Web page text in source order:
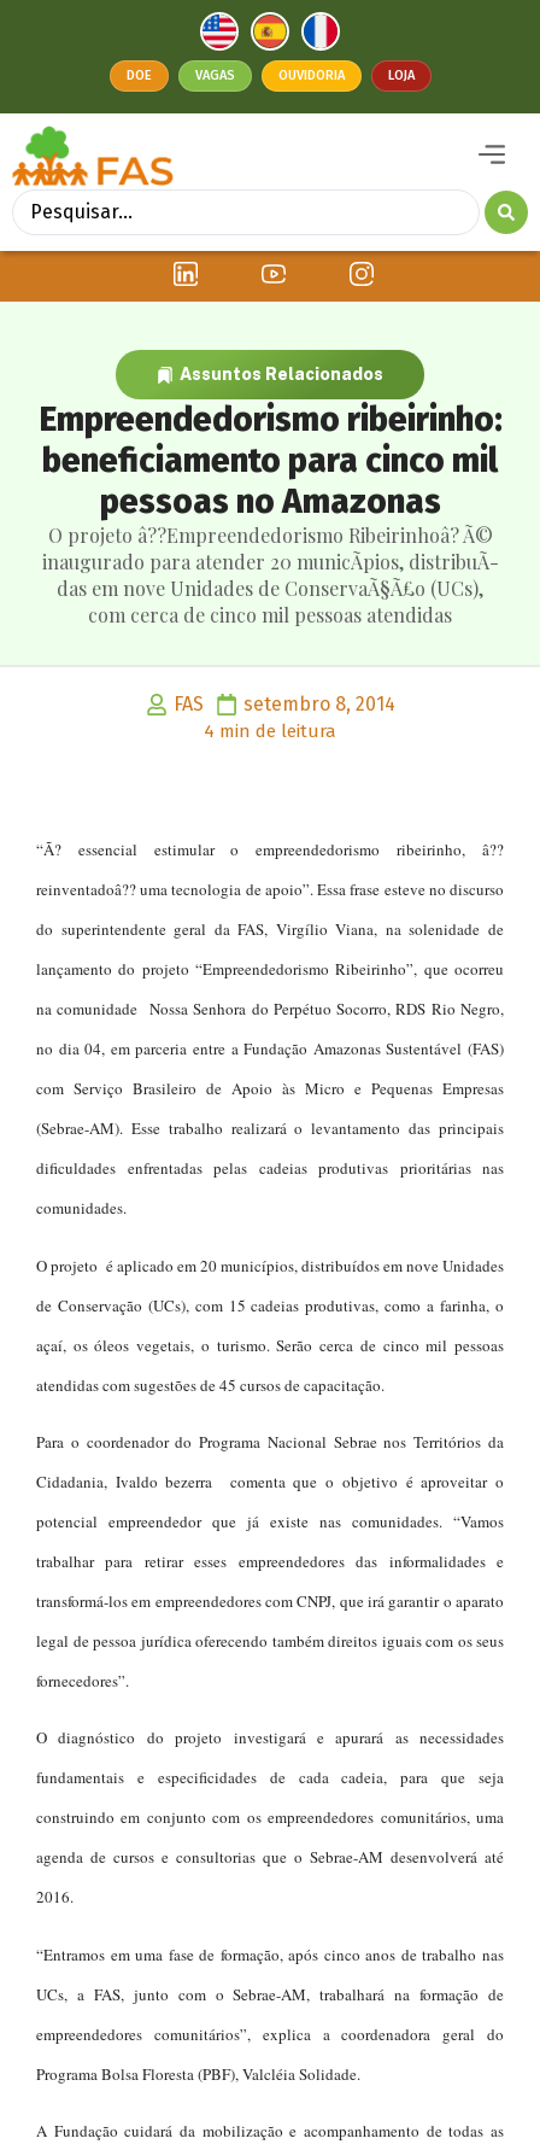
DOE VAGAS OUVIDORIA LOJA
Assuntos Relacionados
Empreendedorismo ribeirinho:
beneficiamento para cinco mil
pessoas no Amazonas
O projeto â??Empreendedorismo Ribeirinhoâ? Ã©
inaugurado para atender 20 municÃ­pios, distribuÃ­
das em nove Unidades de ConservaÃ§Ã£o (UCs),
com cerca de cinco mil pessoas atendidas
FAS setembro 8, 2014
4 min de leitura
“Ã? essencial estimular o empreendedorismo ribeirinho, â??
reinventadoâ?? uma tecnologia de apoio”. Essa frase esteve no discurso
do superintendente geral da FAS, Virgílio Viana, na solenidade de
lançamento do projeto “Empreendedorismo Ribeirinho”, que ocorreu
na comunidade Nossa Senhora do Perpétuo Socorro, RDS Rio Negro,
no dia 04, em parceria entre a Fundação Amazonas Sustentável (FAS)
com Serviço Brasileiro de Apoio às Micro e Pequenas Empresas
(Sebrae-AM). Esse trabalho realizará o levantamento das principais
dificuldades enfrentadas pelas cadeias produtivas prioritárias nas
comunidades.
O projeto é aplicado em 20 municípios, distribuídos em nove Unidades
de Conservação (UCs), com 15 cadeias produtivas, como a farinha, o
açaí, os óleos vegetais, o turismo. Serão cerca de cinco mil pessoas
atendidas com sugestões de 45 cursos de capacitação.
Para o coordenador do Programa Nacional Sebrae nos Territórios da
Cidadania, Ivaldo bezerra comenta que o objetivo é aproveitar o
potencial empreendedor que já existe nas comunidades. “Vamos
trabalhar para retirar esses empreendedores das informalidades e
transformá-los em empreendedores com CNPJ, que irá garantir o aparato
legal de pessoa jurídica oferecendo também direitos iguais com os seus
fornecedores”.
O diagnóstico do projeto investigará e apurará as necessidades
fundamentais e especificidades de cada cadeia, para que seja
construindo em conjunto com os empreendedores comunitários, uma
agenda de cursos e consultorias que o Sebrae-AM desenvolverá até
2016.
“Entramos em uma fase de formação, após cinco anos de trabalho nas
UCs, a FAS, junto com o Sebrae-AM, trabalhará na formação de
empreendedores comunitários”, explica a coordenadora geral do
Programa Bolsa Floresta (PBF), Valcléia Solidade.
A Fundação cuidará da mobilização e acompanhamento de todas as